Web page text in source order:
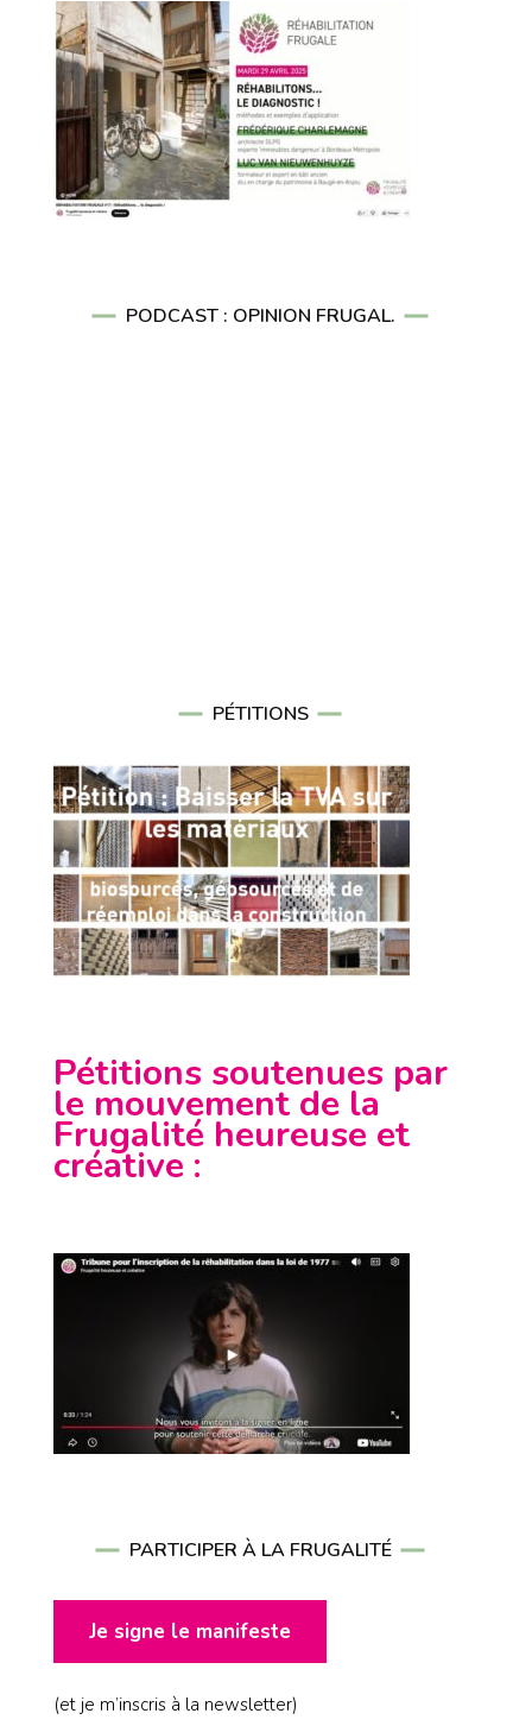
PODCAST : OPINION FRUGAL.
PÉTITIONS
Pétitions soutenues par
le mouvement de la
Frugalité heureuse et
créative :
PARTICIPER À LA FRUGALITÉ
Je signe le manifeste
(et je m’inscris à la newsletter)